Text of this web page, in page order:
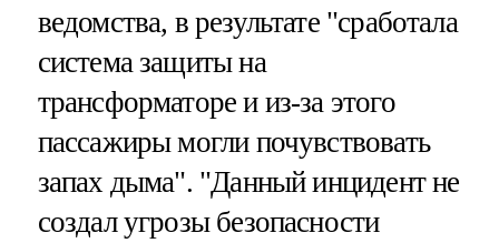
ведомства, в результате "сработала
система защиты на
трансформаторе и из-за этого
пассажиры могли почувствовать
запах дыма". "Данный инцидент не
создал угрозы безопасности